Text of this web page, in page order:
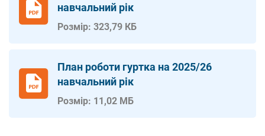
навчальний рік
Розмір: 323,79 КБ
План роботи гуртка на 2025/26
навчальний рік
Розмір: 11,02 МБ